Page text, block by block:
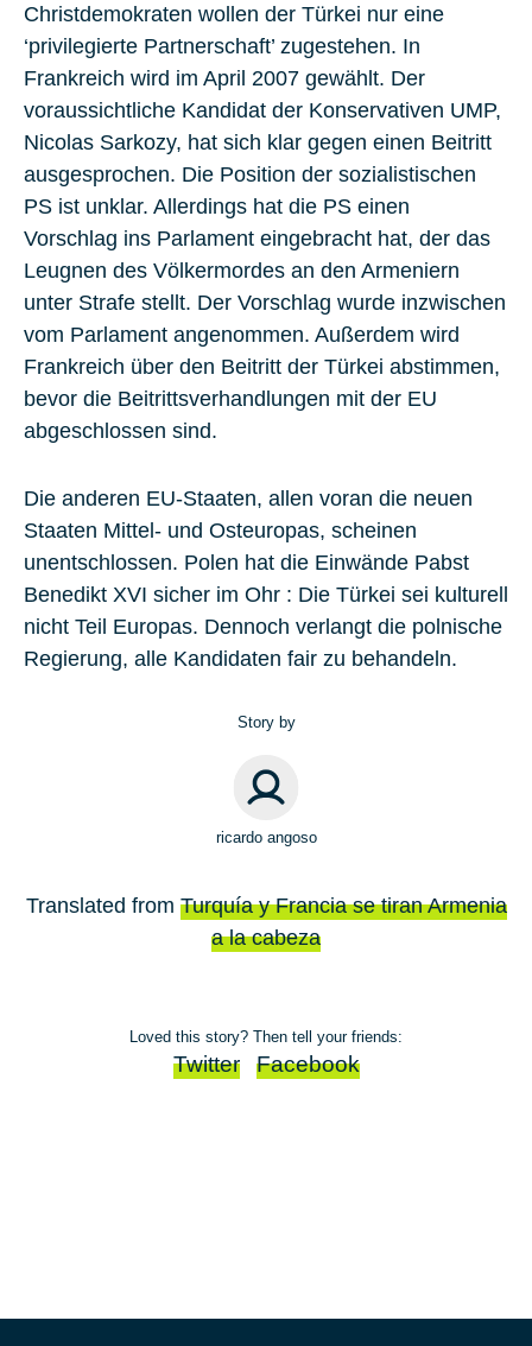
Christdemokraten wollen der Türkei nur eine
‘privilegierte Partnerschaft’ zugestehen. In
Frankreich wird im April 2007 gewählt. Der
voraussichtliche Kandidat der Konservativen UMP,
Nicolas Sarkozy, hat sich klar gegen einen Beitritt
ausgesprochen. Die Position der sozialistischen
PS ist unklar. Allerdings hat die PS einen
Vorschlag ins Parlament eingebracht hat, der das
Leugnen des Völkermordes an den Armeniern
unter Strafe stellt. Der Vorschlag wurde inzwischen
vom Parlament angenommen. Außerdem wird
Frankreich über den Beitritt der Türkei abstimmen,
bevor die Beitrittsverhandlungen mit der EU
abgeschlossen sind.
Die anderen EU-Staaten, allen voran die neuen
Staaten Mittel- und Osteuropas, scheinen
unentschlossen. Polen hat die Einwände Pabst
Benedikt XVI sicher im Ohr : Die Türkei sei kulturell
nicht Teil Europas. Dennoch verlangt die polnische
Regierung, alle Kandidaten fair zu behandeln.
Story by
ricardo angoso
Translated from Turquía y Francia se tiran Armenia
a la cabeza
Loved this story? Then tell your friends:
Twitter Facebook